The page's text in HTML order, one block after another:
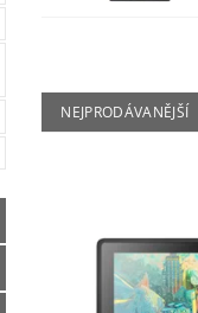
NEJPRODÁVANĚJŠÍ